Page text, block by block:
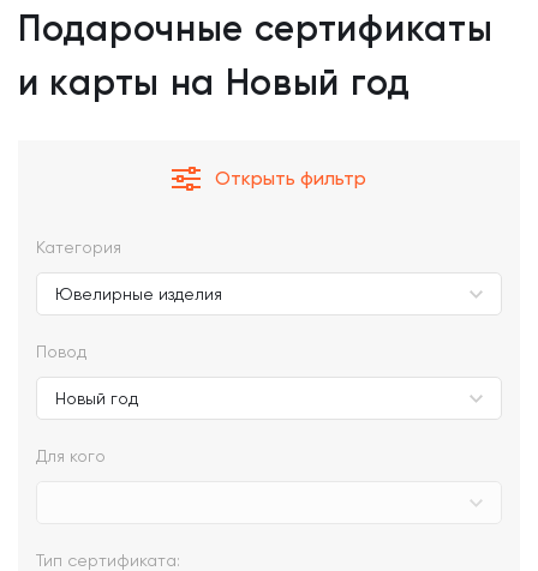
Подарочные сертификаты
и карты на Новый год
Открыть фильтр
Категория
Повод
Для кого
Тип сертификата: